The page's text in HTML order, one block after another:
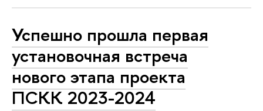
Успешно прошла первая
установочная встреча
нового этапа проекта
ПСКК 2023-2024